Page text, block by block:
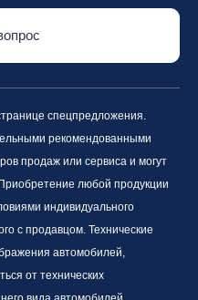
спецпредложения.
рекомендованными
продаж или сервиса и могут
любой продукции
индивидуального
с продавцом. Технические
автомобилей,
от технических